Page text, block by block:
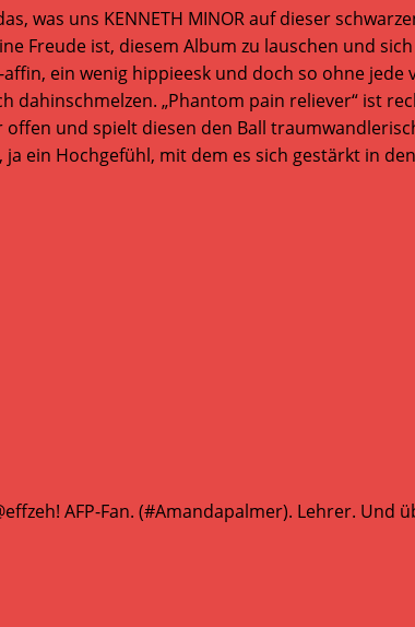
was uns KENNETH MINOR auf dieser
Freude ist, diesem Album zu lauschen und
ein wenig hippieesk und doch so ohne
dahinschmelzen. „Phantom pain reliever“ ist
und spielt diesen den Ball
ein Hochgefühl, mit dem es sich gestärkt in
AFP-Fan. (#Amandapalmer). Lehrer. Und